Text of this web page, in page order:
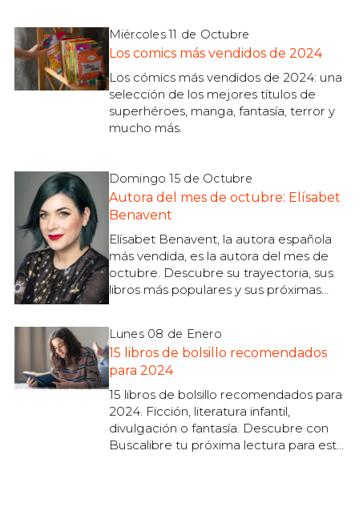
Miércoles 11 de Octubre
Los comics más vendidos de 2024
Los cómics más vendidos de 2024: una
selección de los mejores títulos de
superhéroes, manga, fantasía, terror y
mucho más.
Domingo 15 de Octubre
Autora del mes de octubre: Elísabet
Benavent
Elísabet Benavent, la autora española
más vendida, es la autora del mes de
octubre. Descubre su trayectoria, sus
libros más populares y sus próximas
novedades
Lunes 08 de Enero
15 libros de bolsillo recomendados
para 2024
15 libros de bolsillo recomendados para
2024. Ficción, literatura infantil,
divulgación o fantasía. Descubre con
Buscalibre tu próxima lectura para este